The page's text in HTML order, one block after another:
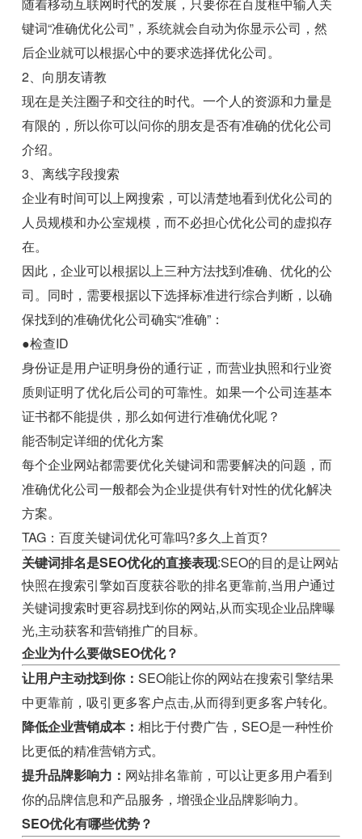
键词“准确优化公司”，系统就会自动为你显示公司，然
后企业就可以根据心中的要求选择优化公司。
2、向朋友请教
现在是关注圈子和交往的时代。一个人的资源和力量是
有限的，所以你可以问你的朋友是否有准确的优化公司
介绍。
3、离线字段搜索
企业有时间可以上网搜索，可以清楚地看到优化公司的
人员规模和办公室规模，而不必担心优化公司的虚拟存
在。
因此，企业可以根据以上三种方法找到准确、优化的公
司。同时，需要根据以下选择标准进行综合判断，以确
保找到的准确优化公司确实“准确”：
●检查ID
身份证是用户证明身份的通行证，而营业执照和行业资
质则证明了优化后公司的可靠性。如果一个公司连基本
证书都不能提供，那么如何进行准确优化呢？
能否制定详细的优化方案
每个企业网站都需要优化关键词和需要解决的问题，而
准确优化公司一般都会为企业提供有针对性的优化解决
方案。
TAG：百度关键词优化可靠吗?多久上首页?
关键词排名是SEO优化的直接表现:SEO的目的是让网站
快照在搜索引擎如百度获谷歌的排名更靠前,当用户通过
关键词搜索时更容易找到你的网站,从而实现企业品牌曝
光,主动获客和营销推广的目标。
企业为什么要做SEO优化？
让用户主动找到你：SEO能让你的网站在搜索引擎结果
中更靠前，吸引更多客户点击,从而得到更多客户转化。
降低企业营销成本：相比于付费广告，SEO是一种性价
比更低的精准营销方式。
提升品牌影响力： 网站排名靠前，可以让更多用户看到
你的品牌信息和产品服务，增强企业品牌影响力。
SEO优化有哪些优势？